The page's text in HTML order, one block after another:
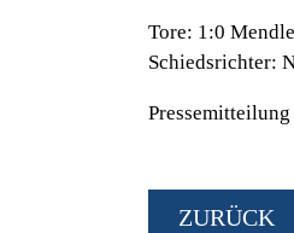
Tore: 1:0
Schiedsrichter:
ZURÜCK